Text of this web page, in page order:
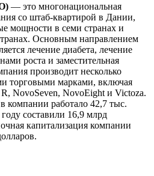
— это многонациональная
со штаб-квартирой в Дании,
мощности в семи странах и
Основным направлением
лечение диабета, лечение
роста и заместительная
производит несколько
торговыми марками, включая
NovoSeven, NovoEight и Victoza.
компании работало 42,7 тыс.
составили 16,9 млрд
капитализация компании